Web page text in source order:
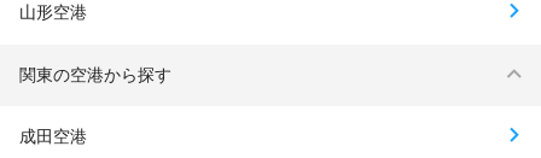
山形空港
関東の空港から探す
成田空港